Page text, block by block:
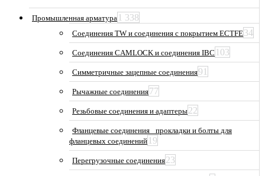
Промышленная арматура 1 338
Соединения TW и соединения с покрытием ECTFE34
Соединения CAMLOCK и соединения IBC 103
Симметричные зацепные соединения91
Рычажные соединения77
Резьбовые соединения и адаптеры22
Фланцевые соединения_ прокладки и болты для
фланцевых соединений 19
Перегрузочные соединения23